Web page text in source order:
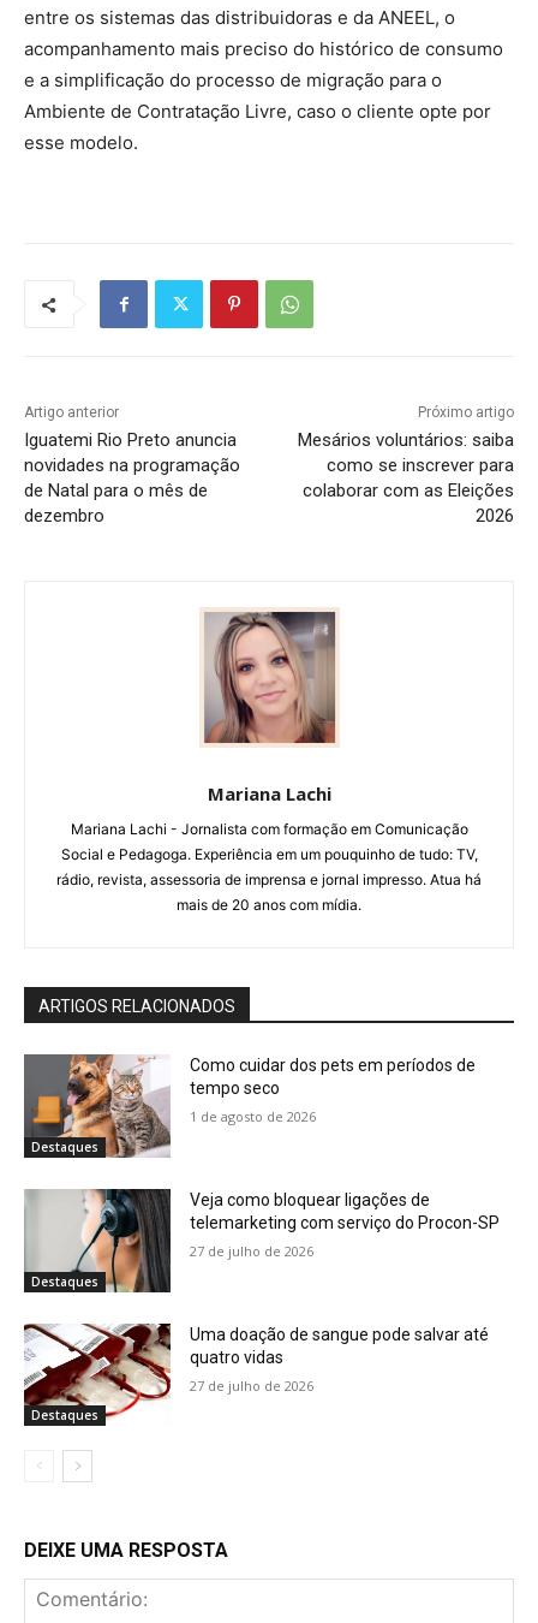
entre os sistemas das distribuidoras e da ANEEL, o
acompanhamento mais preciso do histórico de consumo
e a simplificação do processo de migração para o
Ambiente de Contratação Livre, caso o cliente opte por
esse modelo.
Artigo anterior
Iguatemi Rio Preto anuncia
novidades na programação
de Natal para o mês de
dezembro
Próximo artigo
Mesários voluntários: saiba
como se inscrever para
colaborar com as Eleições
2026
Mariana Lachi
Mariana Lachi - Jornalista com formação em Comunicação
Social e Pedagoga. Experiência em um pouquinho de tudo: TV,
rádio, revista, assessoria de imprensa e jornal impresso. Atua há
mais de 20 anos com mídia.
ARTIGOS RELACIONADOS
Destaques
Como cuidar dos pets em períodos de
tempo seco
1 de agosto de 2026
Destaques
Veja como bloquear ligações de
telemarketing com serviço do Procon-SP
27 de julho de 2026
Destaques
Uma doação de sangue pode salvar até
quatro vidas
27 de julho de 2026
DEIXE UMA RESPOSTA